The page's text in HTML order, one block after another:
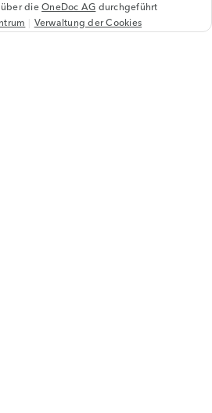
über dieOneDoc AGdurchgeführt
Verwaltung der Cookies